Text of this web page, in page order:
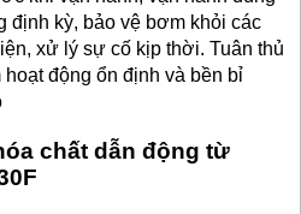
định kỳ, bảo vệ bơm khỏi các
xử lý sự cố kịp thời. Tuân thủ
động ổn định và bền bỉ
chất dẫn động từ